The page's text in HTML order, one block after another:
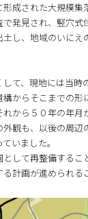
成された大規模集
で発見され、竪穴
し、地域のいにえ
て、現地には当時
構からそこまでの
れから５０年の年
観も、以後の周辺
いました。
して再整備する
計画が進められる